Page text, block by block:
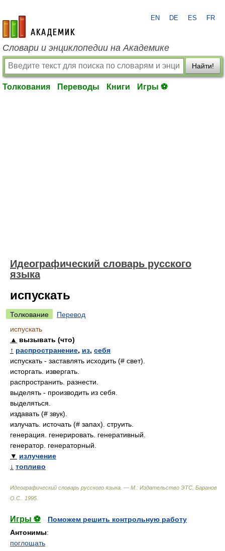
academic.ru
EN DE ES FR
Словари и энциклопедии на Академике
Найти!
Толкования Переводы Книги Игры ⚽
Идеографический словарь русского
языка
испускать
Толкование
Перевод
испускать
▲ вызывать (что)
↑ распространение, из, себя
испускать - заставлять исходить (# свет).
исторгать. извергать.
распространить. разнести.
выделять - производить из себя.
выделяться.
издавать (# звук).
излучать. источать (# запах). струить.
генерация. генерировать. генеративный.
генератор. генераторный.
▼ излучение
↓ топливо
Идеографический словарь русского языка. — М.: Издательство ЭТС Баранов
О.С.
1995
Игры ⚽
Поможем решить контрольную работу
Антонимы:
поглощать